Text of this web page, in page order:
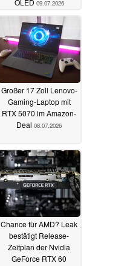
OLED 09.07.2026
Großer 17 Zoll Lenovo-
Gaming-Laptop mit
RTX 5070 im Amazon-
Deal 08.07.2026
Chance für AMD? Leak
bestätigt Release-
Zeitplan der Nvidia
GeForce RTX 60